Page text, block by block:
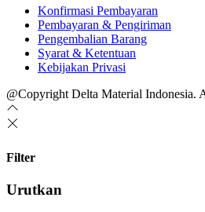
Konfirmasi Pembayaran
Pembayaran & Pengiriman
Pengembalian Barang
Syarat & Ketentuan
Kebijakan Privasi
@Copyright Delta Material Indonesia.
Filter
Urutkan